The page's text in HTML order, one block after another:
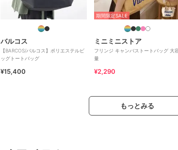
バルコス
【BARCOS/バルコス】ポリエステルビ
ッグトートバッグ
¥15,400
期間限定SALE
ミニミニストア
フリンジ キャンバストートバッグ 大
量
¥2,290
もっとみる